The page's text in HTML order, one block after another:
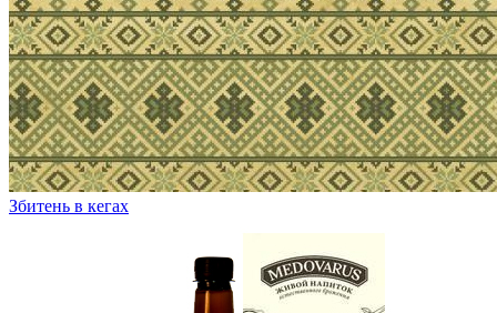
Збитень в кегах